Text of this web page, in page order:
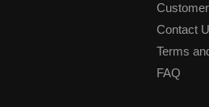
Contact
Terms
FAQ